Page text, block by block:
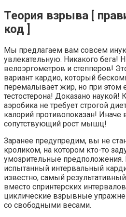
Теория взрыва [
код ]
Мы предлагаем вам совсем
увлекательную. Никакого бега!
велоэргометров и степперов!
вариант кардио, который
перемалывает жир, но при этом
тестостерона! Доказано наукой!
аэробика не требует строгой
калорий противопоказан! Иначе
сопутствующий рост мышц!
Заранее предупредим, вы не
кроликом, на котором кто-то
умозрительные
испытанный интервальный
известно, самый
вместо спринтерских
циклические взрывные
со свободными весами.